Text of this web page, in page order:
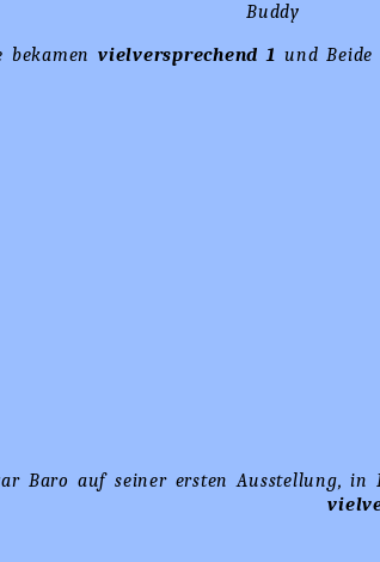
Buddy
bekamenvielversprechend 1 und
Baro auf seiner ersten Ausstellung,